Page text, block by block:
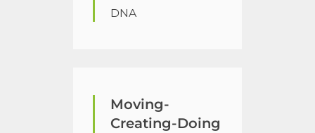
DNA
Moving-
Creating-Doing